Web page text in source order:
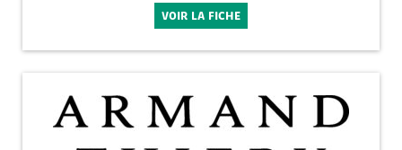
VOIR LA FICHE